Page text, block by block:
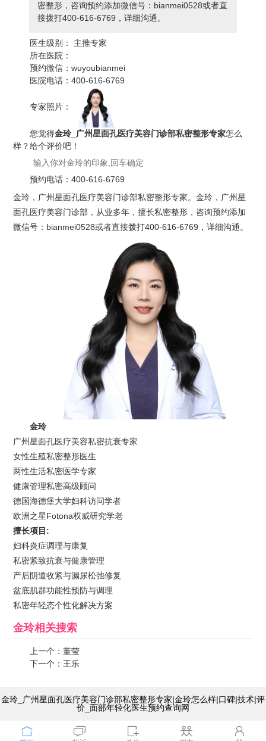
密整形，咨询预约添加微信号：bianmei0528或者直
接拨打400-616-6769，详细沟通。
医生级别：
主推专家
所在医院：
预约微信：wuyoubianmei
医院电话：400-616-6769
专家照片：
您觉得金玲_广州星面孔医疗美容门诊部私密整形专家怎么
样？给个评价吧！
预约电话：400-616-6769
金玲，广州星面孔医疗美容门诊部私密整形专家。金玲，广州星
面孔医疗美容门诊部，从业多年，擅长私密整形，咨询预约添加
微信号：bianmei0528或者直接拨打400-616-6769，详细沟通。
金玲
广州星面孔医疗美容私密抗衰专家
女性生殖私密整形医生
两性生活私密医学专家
健康管理私密高级顾问
德国海德堡大学妇科访问学者
欧洲之星Fotona权威研究学老
擅长项目:
妇科炎症调理与康复
私密紧致抗衰与健康管理
产后阴道收紧与漏尿松弛修复
盆底肌群功能性预防与调理
私密年轻态个性化解决方案
金玲相关搜索
上一个：董莹
下一个：王乐
金玲_广州星面孔医疗美容门诊部私密整形专家|金玲怎么样|口碑|技术|评
价_面部年轻化医生预约查询网